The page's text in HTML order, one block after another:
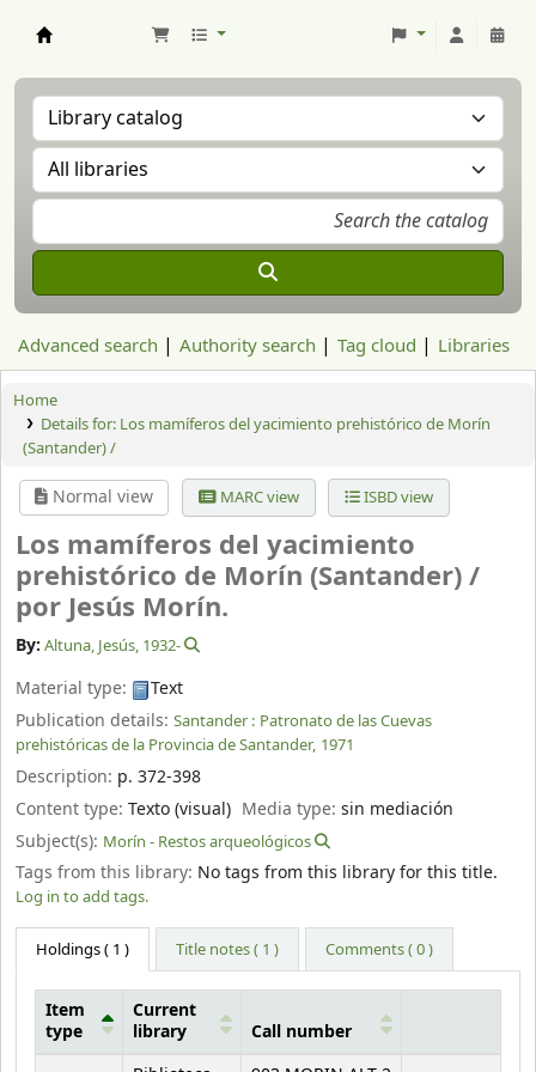
Advanced search Authority search Tag cloud Libraries
Home
Details for: Los mamíferos del yacimiento prehistórico de Morín
(Santander) /
Normal view MARC view ISBD view
Los mamíferos del yacimiento
prehistórico de Morín (Santander) /
por Jesús Morín.
By: Altuna, Jesús, 1932-
Material type:
Text
Publication details: Santander : Patronato de las Cuevas
prehistóricas de la Provincia de Santander, 1971
Description: p. 372-398
Content type: Texto (visual) Media type:sin mediación
Subject(s): Morín - Restos arqueológicos
Tags from this library: No tags from this library for this title.
Log in to add tags.
Holdings( 1 ) Title notes ( 1 ) Comments ( 0 )
Item
type
Current
library
Call number